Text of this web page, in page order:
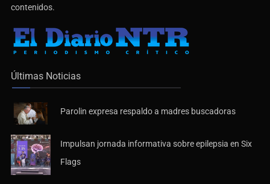
contenidos.
Últimas Noticias
Parolin expresa respaldo a madres buscadoras
Impulsan jornada informativa sobre epilepsia en Six
Flags